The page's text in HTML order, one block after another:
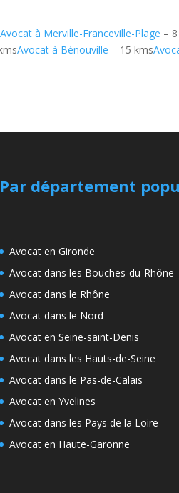
Avocat à Merville-Franceville-Plage –
Avocat à Bénouville – 15 kms
Par département
Avocat en Gironde
Avocat dans les Bouches-du-Rhône
Avocat dans le Rhône
Avocat dans le Nord
Avocat en Seine-saint-Denis
Avocat dans les Hauts-de-Seine
Avocat dans le Pas-de-Calais
Avocat en Yvelines
Avocat dans les Pays de la Loire
Avocat en Haute-Garonne